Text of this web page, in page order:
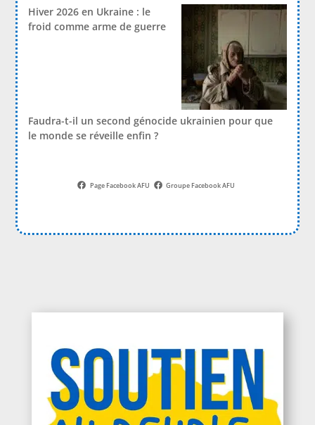
Hiver 2026 en Ukraine : le
froid comme arme de guerre
Faudra-t-il un second génocide ukrainien pour que
le monde se réveille enfin ?
Page Facebook AFU Groupe Facebook AFU